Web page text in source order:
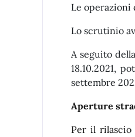
Le operazioni
Lo scrutinio
A seguito
18.10.2021,
settembre
Aperture
Per il